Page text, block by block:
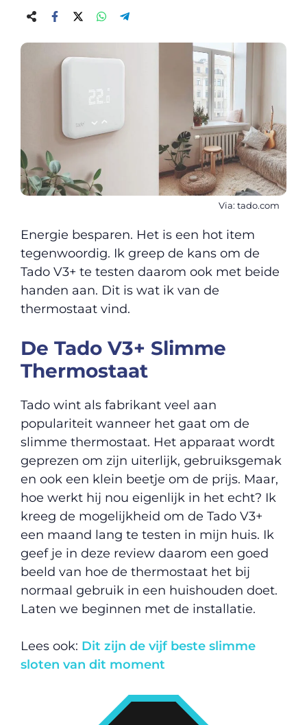
Via: tado.com
Energie besparen. Het is een hot item
tegenwoordig. Ik greep de kans om de
Tado V3+ te testen daarom ook met beide
handen aan. Dit is wat ik van de
thermostaat vind.
De Tado V3+ Slimme
Thermostaat
Tado wint als fabrikant veel aan
populariteit wanneer het gaat om de
slimme thermostaat. Het apparaat wordt
geprezen om zijn uiterlijk, gebruiksgemak
en ook een klein beetje om de prijs. Maar,
hoe werkt hij nou eigenlijk in het echt? Ik
kreeg de mogelijkheid om de Tado V3+
een maand lang te testen in mijn huis. Ik
geef je in deze review daarom een goed
beeld van hoe de thermostaat het bij
normaal gebruik in een huishouden doet.
Laten we beginnen met de installatie.
Lees ook: Dit zijn de vijf beste slimme
sloten van dit moment